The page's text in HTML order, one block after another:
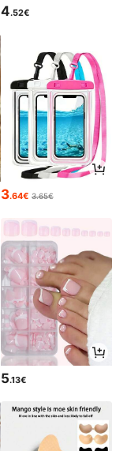
4.52€
3.64€ 3.65€
5.13€